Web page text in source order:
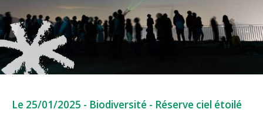
Le 25/01/2025 - Biodiversité - Réserve ciel étoilé